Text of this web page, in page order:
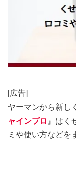
[広告]
ヤーマンから新し
ャインプロ 』はく
ミや使い方などを